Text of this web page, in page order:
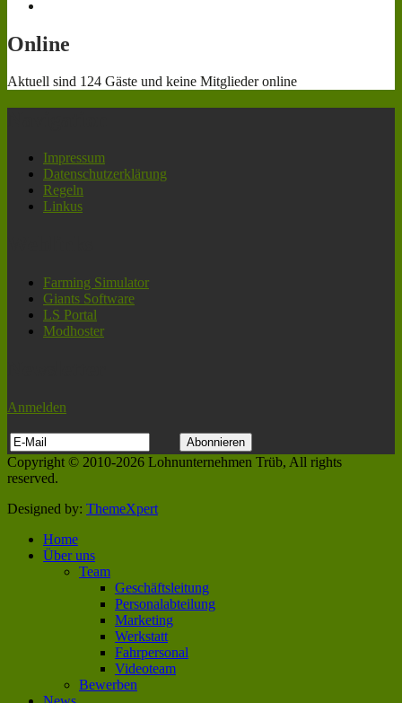
Online
Aktuell sind 124 Gäste und keine Mitglieder online
Impressum
Datenschutzerklärung
Regeln
Linkus
Farming Simulator
Giants Software
LS Portal
Modhoster
Anmelden
Copyright © 2010-2026 Lohnunternehmen Trüb, All rights
reserved.
Designed by: ThemeXpert
Home
Über uns
Team
Geschäftsleitung
Personalabteilung
Marketing
Werkstatt
Fahrpersonal
Videoteam
Bewerben